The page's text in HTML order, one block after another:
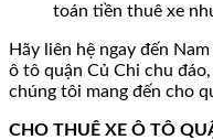
toán tiền thuê xe
Hãy liên hệ ngay đến
ô tô quận Củ Chi chu
chúng tôi mang đến cho
CHO THUÊ XE Ô TÔ